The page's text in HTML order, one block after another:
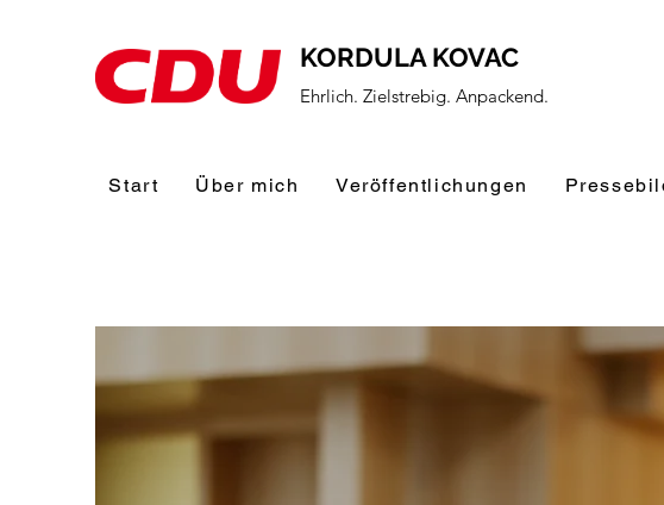
KORDULA KOVAC
Ehrlich. Zielstrebig. Anpackend.
Start Über mich Veröffentlichungen